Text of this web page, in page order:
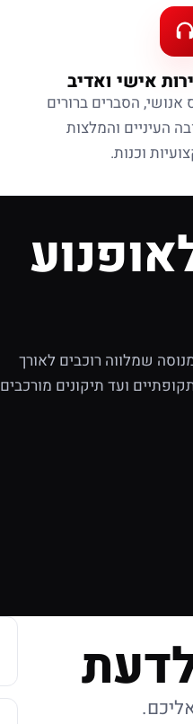
אישי ואדיב
אנושי, הסברים ברורים
העיניים והמלצות
וכנות.
שמלווה רוכבים לאורך
ועד תיקונים מורכבים